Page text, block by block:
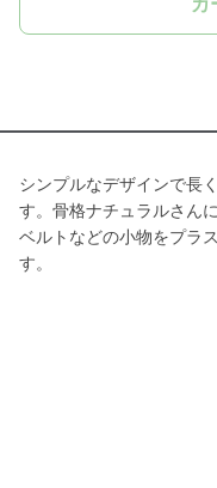
カ
シンプルなデザインで長
す。骨格ナチュラルさん
ベルトなどの小物をプラ
す。